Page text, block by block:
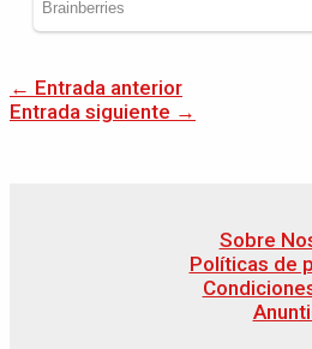
← Entrada anterior
Entrada siguiente →
Sobre
Políticas de